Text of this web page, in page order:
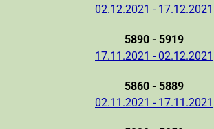
02.12.2021 - 17.12.2021
5890 - 5919
17.11.2021 - 02.12.2021
5860 - 5889
02.11.2021 - 17.11.2021